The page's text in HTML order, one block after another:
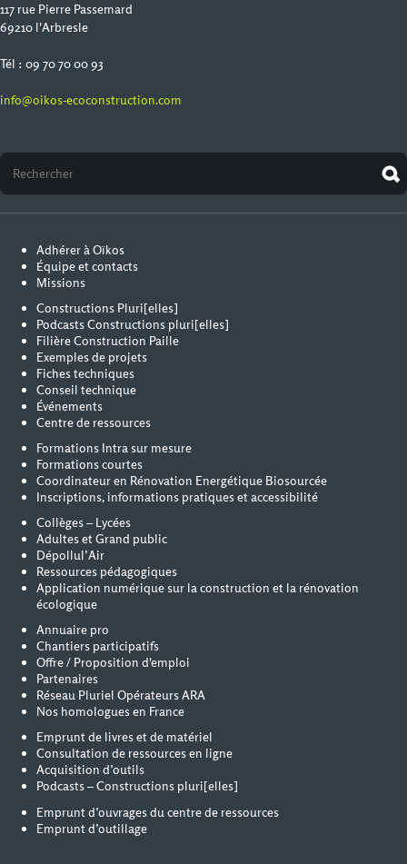
117 rue Pierre Passemard
69210 l'Arbresle
Tél : 09 70 70 00 93
info@oikos-ecoconstruction.com
Adhérer à Oïkos
Équipe et contacts
Missions
Constructions Pluri[elles]
Podcasts Constructions pluri[elles]
Filière Construction Paille
Exemples de projets
Fiches techniques
Conseil technique
Événements
Centre de ressources
Formations Intra sur mesure
Formations courtes
Coordinateur en Rénovation Energétique Biosourcée
Inscriptions, informations pratiques et accessibilité
Collèges – Lycées
Adultes et Grand public
Dépollul’Air
Ressources pédagogiques
Application numérique sur la construction et la rénovation
écologique
Annuaire pro
Chantiers participatifs
Offre / Proposition d'emploi
Partenaires
Réseau Pluriel Opérateurs ARA
Nos homologues en France
Emprunt de livres et de matériel
Consultation de ressources en ligne
Acquisition d’outils
Podcasts – Constructions pluri[elles]
Emprunt d’ouvrages du centre de ressources
Emprunt d’outillage